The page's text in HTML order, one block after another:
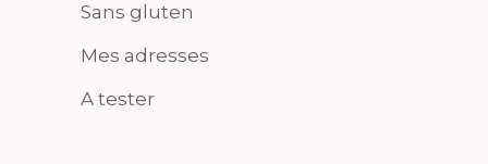
Sans gluten
Mes adresses
A tester